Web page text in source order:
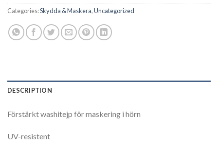
Categories:Skydda & Maskera,Uncategorized
DESCRIPTION
Förstärkt washitejp för maskering i hörn
UV-resistent